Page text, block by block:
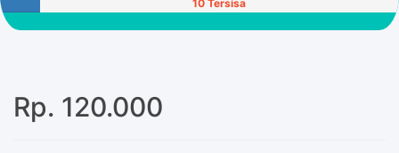
10 Tersisa
Rp. 120.000